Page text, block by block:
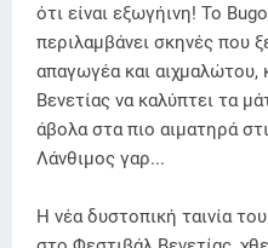
ότι είναι εξωγήινη! Το
περιλαμβάνει σκηνές που
απαγωγέα και αιχμαλώτου,
Βενετίας να καλύπτει τα
άβολα στα πιο αιματηρά
Λάνθιμος γαρ...
Η νέα δυστοπική ταινία